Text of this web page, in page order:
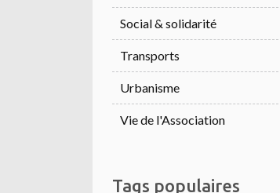
Social & solidarité
Transports
Urbanisme
Vie de l'Association
Tags populaires